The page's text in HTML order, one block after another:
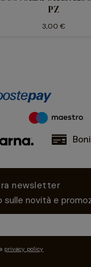
PZ
3,00 €
newsletter
sulle novità e
privacy policy